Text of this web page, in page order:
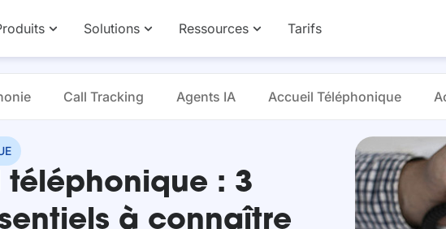
Solutions Ressources Tarifs
Call Tracking Agents IA Accueil Téléphonique
téléphonique : 3
à connaître